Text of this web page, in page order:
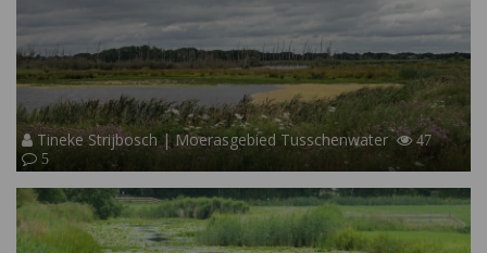
Tineke Strijbosch | Moerasgebied Tusschenwater
47
5